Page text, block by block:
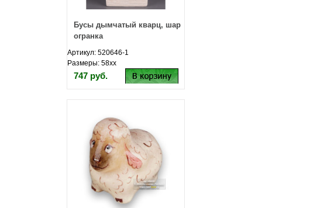
Бусы дымчатый кварц, шар
огранка
Артикул: 520646-1
Размеры: 58хх
747 руб.